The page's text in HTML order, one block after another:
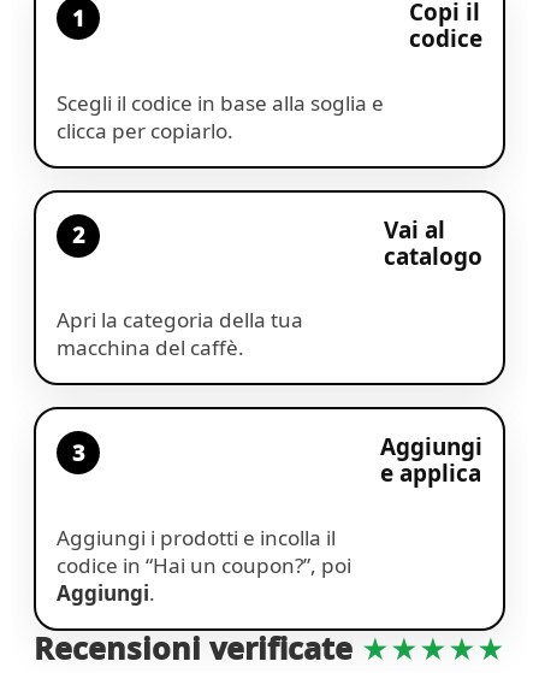
1
Copi il
codice
Scegli il codice in base alla soglia e
clicca per copiarlo.
2
Vai al
catalogo
Apri la categoria della tua
macchina del caffè.
3
Aggiungi
e applica
Aggiungi i prodotti e incolla il
codice in “Hai un coupon?”, poi
Aggiungi.
Recensioni verificate ★★★★★